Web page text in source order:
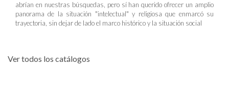
abrían en nuestras búsquedas, pero sí han querido ofrecer un amplio
panorama de la situación "intelectual" y religiosa que enmarcó su
trayectoria, sin dejar de lado el marco histórico y la situación social
Ver todos los catálogos